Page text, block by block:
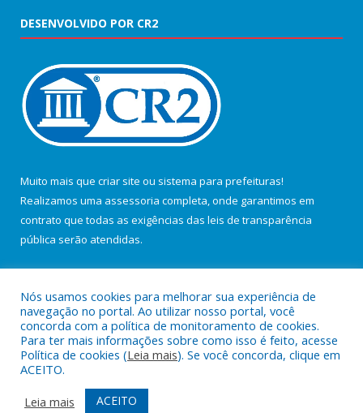
DESENVOLVIDO POR CR2
Muito mais que criar site ou sistema para prefeituras!
Realizamos uma assessoria completa, onde garantimos em
contrato que todas as exigências das leis de transparência
pública serão atendidas.
Todos os direitos reservados a Câmara Municipal de Salvaterra.
Mapa do Site
Acessar Área Administrativa
Nós usamos cookies para melhorar sua experiência de
navegação no portal. Ao utilizar nosso portal, você
concorda com a política de monitoramento de cookies.
Para ter mais informações sobre como isso é feito, acesse
Política de cookies (Leia mais). Se você concorda, clique em
ACEITO.
Leia mais
ACEITO